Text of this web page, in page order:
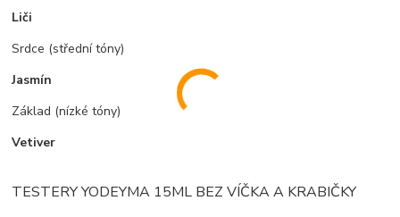
Liči
Srdce (střední tóny)
Jasmín
Základ (nízké tóny)
Vetiver
TESTERY YODEYMA 15ML BEZ VÍČKA A KRABIČKY